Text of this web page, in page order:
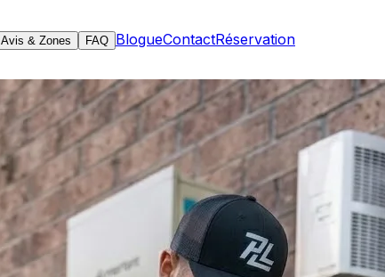
Avis & Zones FAQ BlogueContactRéservation